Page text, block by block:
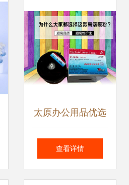
太原办公用品优选
世纪天工厂家直
查看详情